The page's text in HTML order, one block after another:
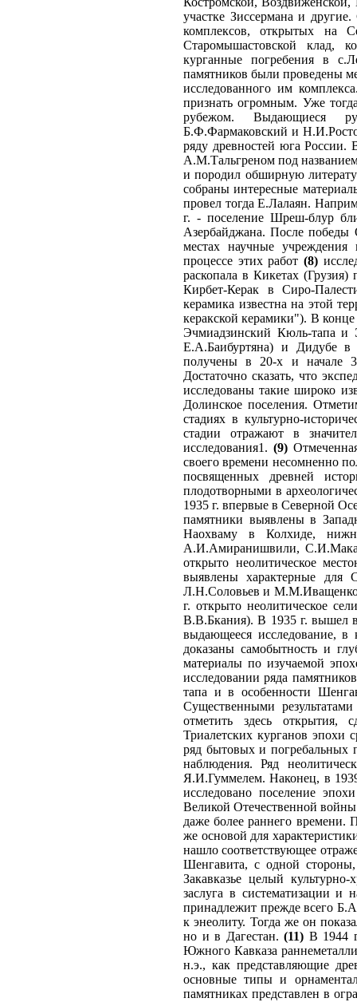
участке Зиссермана и
комплексов, открытых
Старомышастовской клад,
курганные погребения в
памятников были проведены
исследованного им
признать огромным. Уже
рубежом. Выдающиеся
Б.Ф.Фармаковский и
ряду древностей юга
А.М.Тальгреном под
и породил обширную
собраны интересные
провел тогда Е.Лалаян.
г. - поселение Шреш-блур
Азербайджана. После победы
местах научные
процессе этих работ(8)
раскопала в Кикетах
Кирбет-Керак в Сиро-
керамика известна на этой
керакской керамики"). В конце
Эчмиадзинский Кюль-тапа и
Е.А.Баибуртяна) и Дидубе
получены в 20-х и начале
Достаточно сказать, что
исследованы такие широко
Долинское поселения.
стадиях в культурно-
стадии отражают в
исследования1.(9)
своего времени несомненно
посвященных древней
плодотворными в
1935 г. впервые в Северной
памятники выявлены в
Наохваму в Колхиде,
А.И.Амиранишвили,
открыто неолитическое
выявлены характерные для
Л.Н.Соловьев и М.М.Иващенко
г. открыто неолитическое
В.В.Бкания). В 1935 г. вышел
выдающееся исследование, в
доказаны самобытность и
материалы по изучаемой
исследовании ряда
тапа и в особенности
Существенными
отметить здесь открытия,
Триалетских курганов эпохи
ряд бытовых и погребальных
наблюдения. Ряд
Я.И.Гуммелем. Наконец, в
исследовано поселение
Великой Отечественной
даже более раннего времени.
же основой для
нашло соответствующее
Шенгавита, с одной
Закавказье целый
заслуга в систематизации и
принадлежит прежде всего
к энеолиту. Тогда же он
но и в Дагестан.(11) В 1944
Южного Кавказа
н.э., как представляющие
основные типы и
памятниках представлен в